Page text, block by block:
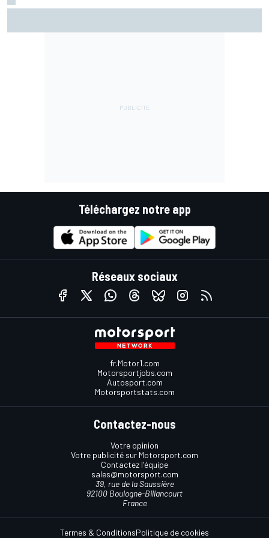
Téléchargez notre app
Réseaux sociaux
fr.Motor1.com
Motorsportjobs.com
Autosport.com
Motorsportstats.com
Contactez-nous
Votre opinion
Votre publicité sur Motorsport.com
Contactez l'équipe
sales@motorsport.com
39, rue de la Saussière
92100 Boulogne-Billancourt
France
Termes & ConditionsPolitique de cookies